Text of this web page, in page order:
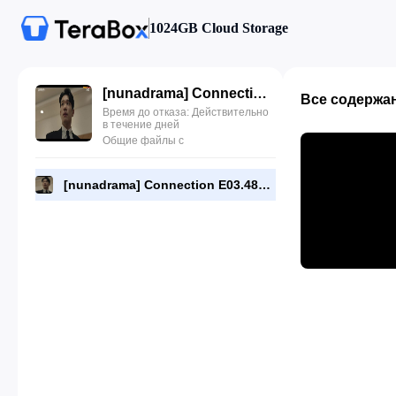
1024GB Cloud Storage
[nunadrama] Connection E03.480p.mp4
Время до отказа: Действительно
в течение дней
Общие файлы с
[nunadrama] Connection E03.480p.mp4
Все